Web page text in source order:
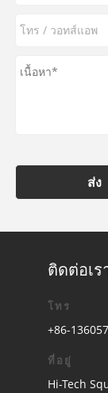
ส่ง
ติดต่อเร
โทร
+86-
ที่อยู่
Hi-Tech